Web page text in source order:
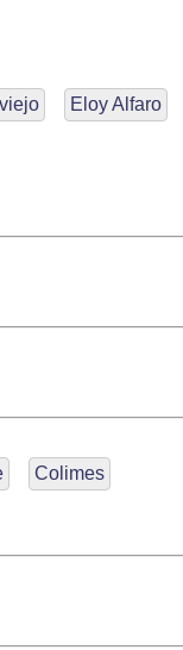
Eloy Alfaro
Colimes